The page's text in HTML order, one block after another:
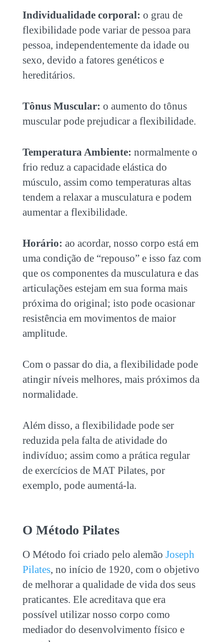
Individualidade corporal: o grau de
flexibilidade pode variar de pessoa para
pessoa, independentemente da idade ou
sexo, devido a fatores genéticos e
hereditários.
Tônus Muscular: o aumento do tônus
muscular pode prejudicar a flexibilidade.
Temperatura Ambiente: normalmente o
frio reduz a capacidade elástica do
músculo, assim como temperaturas altas
tendem a relaxar a musculatura e podem
aumentar a flexibilidade.
Horário: ao acordar, nosso corpo está em
uma condição de “repouso” e isso faz com
que os componentes da musculatura e das
articulações estejam em sua forma mais
próxima do original; isto pode ocasionar
resistência em movimentos de maior
amplitude.
Com o passar do dia, a flexibilidade pode
atingir níveis melhores, mais próximos da
normalidade.
Além disso, a flexibilidade pode ser
reduzida pela falta de atividade do
indivíduo; assim como a prática regular
de exercícios de MAT Pilates, por
exemplo, pode aumentá-la.
O Método Pilates
O Método foi criado pelo alemão Joseph
Pilates, no início de 1920, com o objetivo
de melhorar a qualidade de vida dos seus
praticantes. Ele acreditava que era
possível utilizar nosso corpo como
mediador do desenvolvimento físico e